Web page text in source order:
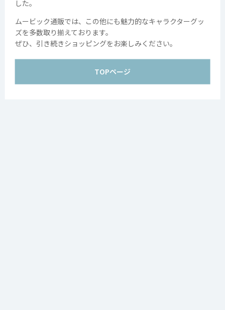
した。
ムービック通販では、この他にも魅力的なキャラクターグッ
ズを多数取り揃えております。
ぜひ、引き続きショッピングをお楽しみください。
TOPページ